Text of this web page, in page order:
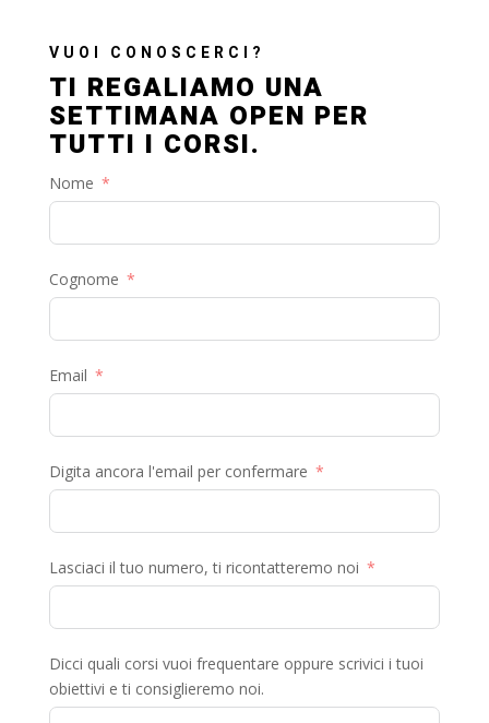
VUOI CONOSCERCI?
TI REGALIAMO UNA
SETTIMANA OPEN PER
TUTTI I CORSI.
Nome
Cognome
Email
Digita ancora l'email per confermare
Lasciaci il tuo numero, ti ricontatteremo noi
Dicci quali corsi vuoi frequentare oppure scrivici i tuoi
obiettivi e ti consiglieremo noi.